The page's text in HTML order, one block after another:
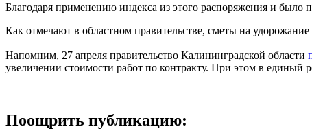
Благодаря применению индекса из этого распоряжения и было
Как отмечают в областном правительстве, сметы на
Напомним, 27 апреля правительство Калининградской области
увеличении стоимости работ по контракту. При этом в единый
Поощрить публикацию: